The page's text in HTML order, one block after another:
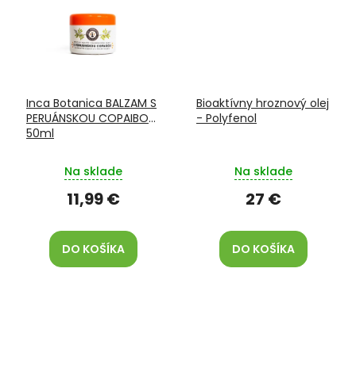
Inca Botanica BALZAM S
PERUÁNSKOU COPAIBOU
50ml
Na sklade
11,99 €
DO KOŠÍKA
Bioaktívny hroznový olej
- Polyfenol
Na sklade
27 €
DO KOŠÍKA